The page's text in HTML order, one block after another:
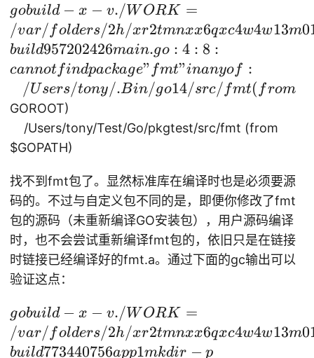
oo
r
wi
n\
d6
4/
6l
-o
st
/p
kg
/d
ar
wi
_a
m
d6
4
-
ex
tl
d
=
cl
an
g
go
b
ui
ld
-v
./
W
O
R
K
=
/v
ar
/f
ol
rs
/2
gobuild − x − v./WORK =
/var/ folders/2h/xr2tmnxx6qxc4w4w13m
build957202426main.go : 4 : 8 :
cannot findpackage" fmt"inanyof :
/Users/tony/.Bin/go14/src/ fmt( from
GOROOT)
/Users/tony/Test/Go/pkgtest/src/fmt (from
$GOPATH)
找不到fmt包了。显然标准库在编译时也是必须要源
码的。不过与自定义包不同的是，即便你修改了fmt
包的源码（未重新编译GO安装包），用户源码编译
时，也不会尝试重新编译fmt包的，依旧只是在链接
时链接已经编译好的fmt.a。通过下面的gc输出可以
验证这点：
go
b
ui
gobuild − x − v./WORK =
/var/ folders/2h/xr2tmnxx6qxc4w4w13m
build773440756app1mkdir − p